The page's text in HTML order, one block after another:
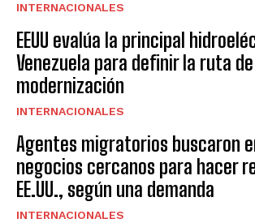
INTERNACIONALES
EEUU evalúa la principal
Venezuela para definir la ruta de
modernización
INTERNACIONALES
Agentes migratorios buscaron
negocios cercanos para hacer
EE.UU., según una demanda
INTERNACIONALES